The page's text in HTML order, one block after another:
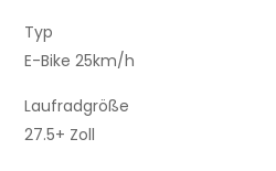
Typ
E-Bike 25km/h
Laufradgröße
27.5+ Zoll